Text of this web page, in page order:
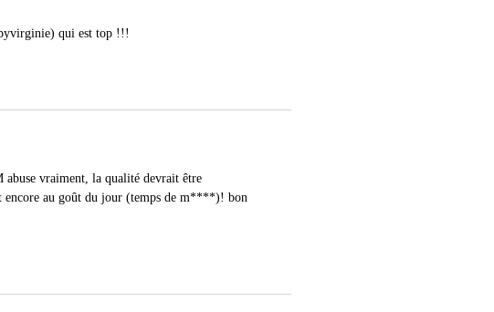
qui est top !!!
abuse vraiment, la qualité devrait être
encore au goût du jour (temps de m****)! bon